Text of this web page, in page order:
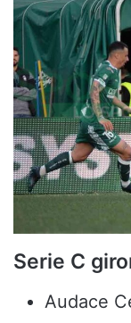
Serie C
Audace